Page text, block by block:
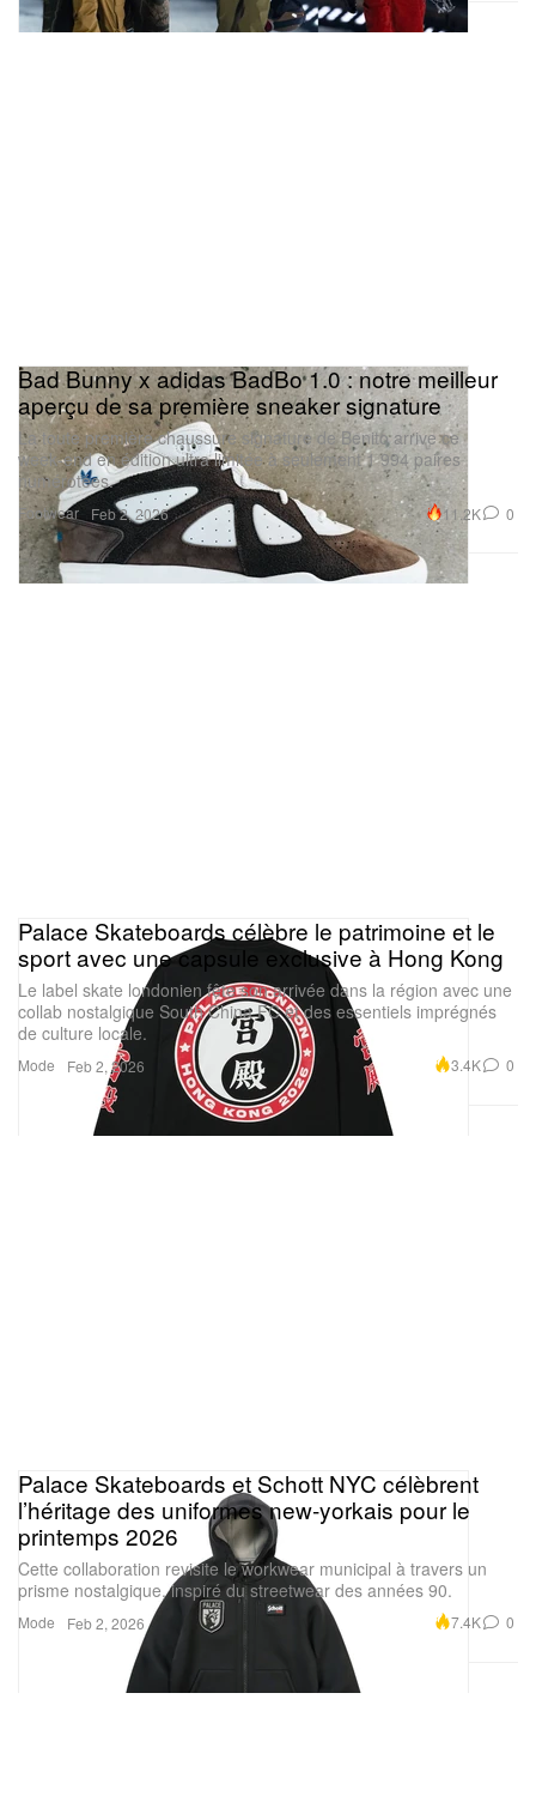
Footwear
Bad Bunny x adidas BadBo 1.0 : notre meilleur
aperçu de sa première sneaker signature
La toute première chaussure signature de Benito arrive ce
week‑end en édition ultra limitée à seulement 1 994 paires
numérotées.
Feb 2, 2026 11.2K 0
Mode
Palace Skateboards célèbre le patrimoine et le
sport avec une capsule exclusive à Hong Kong
Le label skate londonien fête son arrivée dans la région avec une
collab nostalgique South China FC et des essentiels imprégnés
de culture locale.
Feb 2, 2026 3.4K 0
Mode
Palace Skateboards et Schott NYC célèbrent
l’héritage des uniformes new‑yorkais pour le
printemps 2026
Cette collaboration revisite le workwear municipal à travers un
prisme nostalgique, inspiré du streetwear des années 90.
Feb 2, 2026 7.4K 0